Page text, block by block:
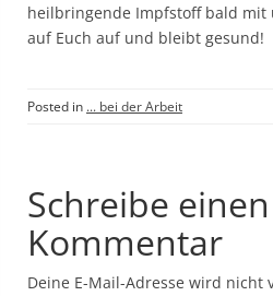
heilbringende Impfstoff bald mit
auf Euch auf und bleibt gesund!
Posted in ... bei der Arbeit
Schreibe einen
Kommentar
Deine E-Mail-Adresse wird nicht